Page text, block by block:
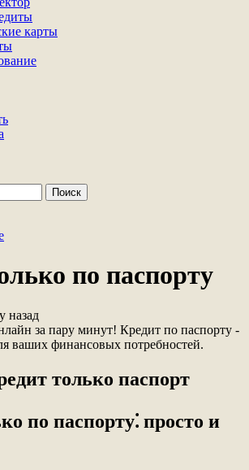
карты
по паспорту
назад
за пару минут! Кредит по паспорту -
ваших финансовых потребностей.
только паспорт
по паспорту⁚ просто и